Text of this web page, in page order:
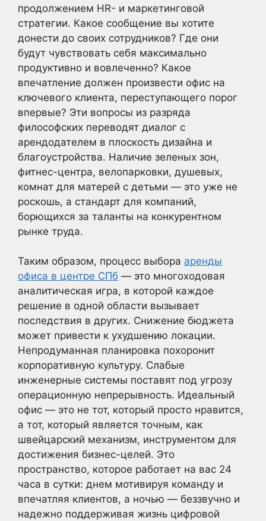
продолжением HR- и маркетинговой
стратегии. Какое сообщение вы хотите
донести до своих сотрудников? Где они
будут чувствовать себя максимально
продуктивно и вовлеченно? Какое
впечатление должен произвести офис на
ключевого клиента, переступающего порог
впервые? Эти вопросы из разряда
философских переводят диалог с
арендодателем в плоскость дизайна и
благоустройства. Наличие зеленых зон,
фитнес-центра, велопарковки, душевых,
комнат для матерей с детьми — это уже не
роскошь, а стандарт для компаний,
борющихся за таланты на конкурентном
рынке труда.
Таким образом, процесс выбора аренды
офиса в центре СПб — это многоходовая
аналитическая игра, в которой каждое
решение в одной области вызывает
последствия в других. Снижение бюджета
может привести к ухудшению локации.
Непродуманная планировка похоронит
корпоративную культуру. Слабые
инженерные системы поставят под угрозу
операционную непрерывность. Идеальный
офис — это не тот, который просто нравится,
а тот, который является точным, как
швейцарский механизм, инструментом для
достижения бизнес-целей. Это
пространство, которое работает на вас 24
часа в сутки: днем мотивируя команду и
впечатляя клиентов, а ночью — беззвучно и
надежно поддерживая жизнь цифровой